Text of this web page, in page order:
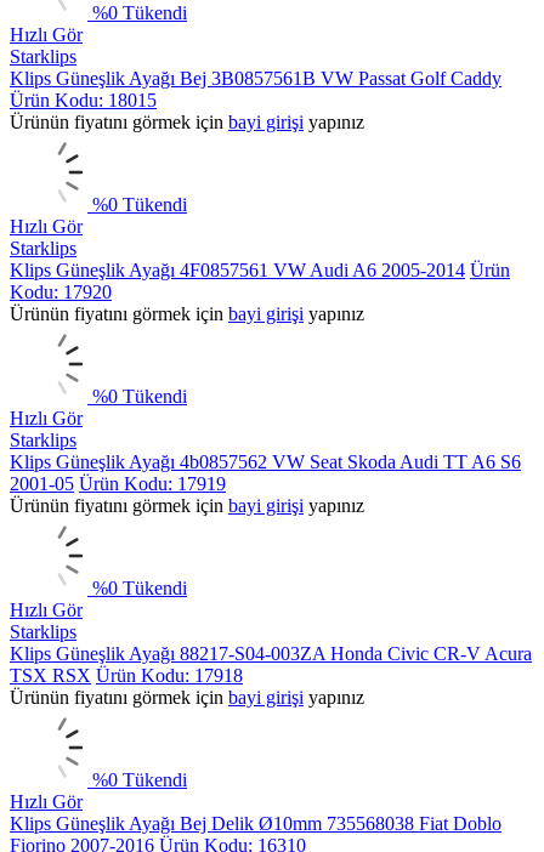
%0 Tükendi
Hızlı Gör
Starklips
Klips Güneşlik Ayağı Bej 3B0857561B VW Passat Golf Caddy
Ürün Kodu: 18015
Ürünün fiyatını görmek için bayi girişi yapınız
%0 Tükendi
Hızlı Gör
Starklips
Klips Güneşlik Ayağı 4F0857561 VW Audi A6 2005-2014 Ürün
Kodu: 17920
Ürünün fiyatını görmek için bayi girişi yapınız
%0 Tükendi
Hızlı Gör
Starklips
Klips Güneşlik Ayağı 4b0857562 VW Seat Skoda Audi TT A6 S6
2001-05 Ürün Kodu: 17919
Ürünün fiyatını görmek için bayi girişi yapınız
%0 Tükendi
Hızlı Gör
Starklips
Klips Güneşlik Ayağı 88217-S04-003ZA Honda Civic CR-V Acura
TSX RSX Ürün Kodu: 17918
Ürünün fiyatını görmek için bayi girişi yapınız
%0 Tükendi
Hızlı Gör
Klips Güneşlik Ayağı Bej Delik Ø10mm 735568038 Fiat Doblo
Fiorino 2007-2016 Ürün Kodu: 16310